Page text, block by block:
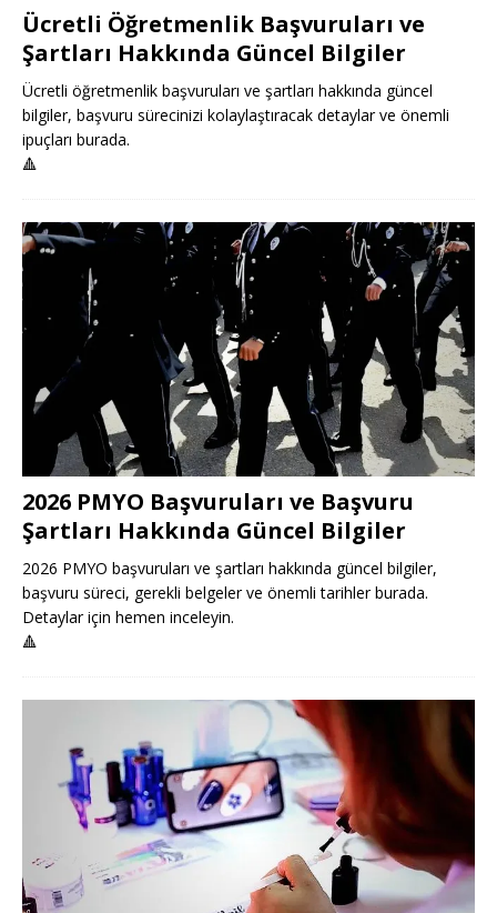
Ücretli Öğretmenlik Başvuruları ve
Şartları Hakkında Güncel Bilgiler
Ücretli öğretmenlik başvuruları ve şartları hakkında güncel
bilgiler, başvuru sürecinizi kolaylaştıracak detaylar ve önemli
ipuçları burada.
🔺
2026 PMYO Başvuruları ve Başvuru
Şartları Hakkında Güncel Bilgiler
2026 PMYO başvuruları ve şartları hakkında güncel bilgiler,
başvuru süreci, gerekli belgeler ve önemli tarihler burada.
Detaylar için hemen inceleyin.
🔺